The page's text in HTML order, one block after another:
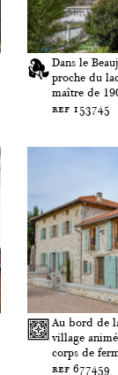
Dans le
proche du
maître de
ref 153745
Au bord de
village
corps de
ref 677459